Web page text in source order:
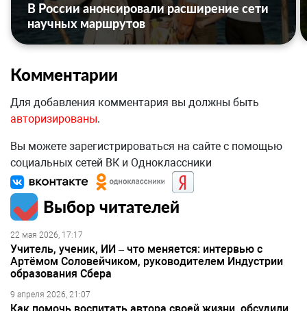
В России анонсировали расширение сети
научных маршрутов
Комментарии
Для добавления комментария вы должны быть
авторизированы.
Вы можете зарегистрироваться на сайте с помощью
социальных сетей ВК и Одноклассники
Выбор читателей
22 мая 2026, 17:17
Учитель, ученик, ИИ – что меняется: интервью с
Артёмом Соловейчиком, руководителем Индустрии
образования Сбера
9 апреля 2026, 21:07